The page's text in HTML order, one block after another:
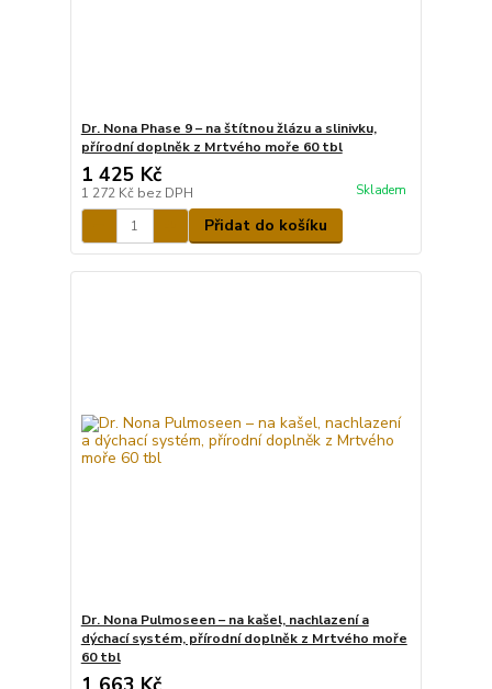
Dr. Nona Phase 9 – na štítnou žlázu a slinivku,
přírodní doplněk z Mrtvého moře 60 tbl
1 425 Kč
1 272 Kč bez DPH Skladem
Přidat do košíku
Dr. Nona Pulmoseen – na kašel, nachlazení a
dýchací systém, přírodní doplněk z Mrtvého moře
60 tbl